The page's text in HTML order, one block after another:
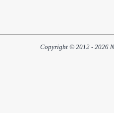
Copyright © 2012 - 2026